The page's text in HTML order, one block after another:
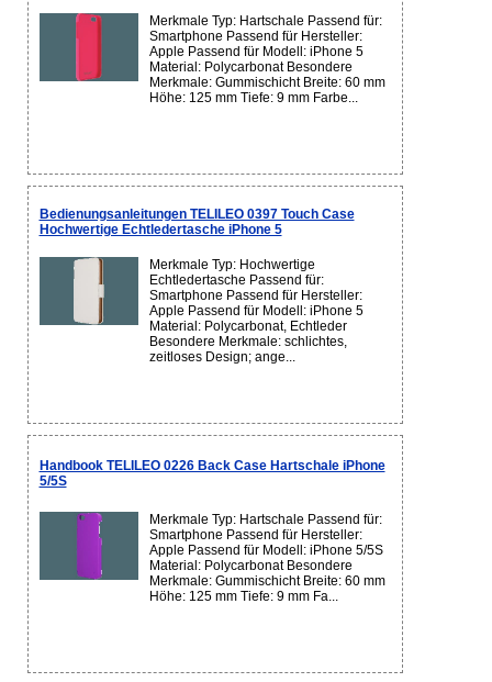
Merkmale Typ: Hartschale Passend für:
Smartphone Passend für Hersteller:
Apple Passend für Modell: iPhone 5
Material: Polycarbonat Besondere
Merkmale: Gummischicht Breite: 60 mm
Höhe: 125 mm Tiefe: 9 mm Farbe...
Bedienungsanleitungen TELILEO 0397 Touch Case
Hochwertige Echtledertasche iPhone 5
Merkmale Typ: Hochwertige
Echtledertasche Passend für:
Smartphone Passend für Hersteller:
Apple Passend für Modell: iPhone 5
Material: Polycarbonat, Echtleder
Besondere Merkmale: schlichtes,
zeitloses Design; ange...
Handbook TELILEO 0226 Back Case Hartschale iPhone
5/5S
Merkmale Typ: Hartschale Passend für:
Smartphone Passend für Hersteller:
Apple Passend für Modell: iPhone 5/5S
Material: Polycarbonat Besondere
Merkmale: Gummischicht Breite: 60 mm
Höhe: 125 mm Tiefe: 9 mm Fa...